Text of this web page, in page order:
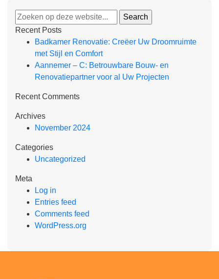
Recent Posts
Badkamer Renovatie: Creëer Uw Droomruimte
met Stijl en Comfort
Aannemer – C: Betrouwbare Bouw- en
Renovatiepartner voor al Uw Projecten
Recent Comments
Archives
November 2024
Categories
Uncategorized
Meta
Log in
Entries feed
Comments feed
WordPress.org